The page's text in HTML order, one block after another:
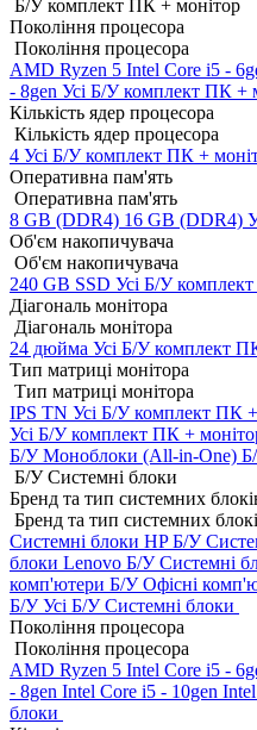
Б/У комплект ПК + монітор
Покоління процесора
Покоління процесора
AMD Ryzen 5 Intel Core i5 -
- 8gen Усі Б/У комплект ПК +
Кількість ядер процесора
Кількість ядер процесора
4 Усі Б/У комплект ПК +
Оперативна пам'ять
Оперативна пам'ять
8 GB (DDR4) 16 GB (DDR4)
Об'єм накопичувача
Об'єм накопичувача
240 GB SSD Усі Б/У
Діагональ монітора
Діагональ монітора
24 дюйма Усі Б/У комплект
Тип матриці монітора
Тип матриці монітора
IPS TN Усі Б/У комплект ПК
Усі Б/У комплект ПК +
Б/У Моноблоки (All-in-One)
Б/У Системні блоки
Бренд та тип системних
Бренд та тип системних
Системні блоки HP Б/У
блоки Lenovo Б/УСистемні
комп'ютери Б/УОфісні
Б/УУсі Б/У Системні блоки
Покоління процесора
Покоління процесора
AMD Ryzen 5 Intel Core i5 -
- 8gen Intel Core i5 - 10gen
блоки